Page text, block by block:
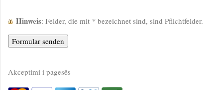
Hinweis : Felder, die mit * bezeichnet sind, sind Pflichtfelder.
Akceptimi i pagesës